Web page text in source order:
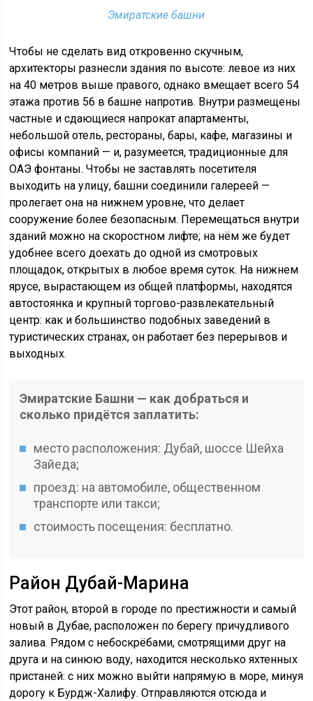
Эмиратские башни
Чтобы не сделать вид откровенно скучным,
архитекторы разнесли здания по высоте: левое из них
на 40 метров выше правого, однако вмещает всего 54
этажа против 56 в башне напротив. Внутри размещены
частные и сдающиеся напрокат апартаменты,
небольшой отель, рестораны, бары, кафе, магазины и
офисы компаний — и, разумеется, традиционные для
ОАЭ фонтаны. Чтобы не заставлять посетителя
выходить на улицу, башни соединили галереей —
пролегает она на нижнем уровне, что делает
сооружение более безопасным. Перемещаться внутри
зданий можно на скоростном лифте; на нём же будет
удобнее всего доехать до одной из смотровых
площадок, открытых в любое время суток. На нижнем
ярусе, вырастающем из общей платформы, находятся
автостоянка и крупный торгово-развлекательный
центр: как и большинство подобных заведений в
туристических странах, он работает без перерывов и
выходных.
Эмиратские Башни — как добраться и
сколько придётся заплатить:
место расположения: Дубай, шоссе Шейха
Зайеда;
проезд: на автомобиле, общественном
транспорте или такси;
стоимость посещения: бесплатно.
Район Дубай-Марина
Этот район, второй в городе по престижности и самый
новый в Дубае, расположен по берегу причудливого
залива. Рядом с небоскрёбами, смотрящими друг на
друга и на синюю воду, находится несколько яхтенных
пристаней: с них можно выйти напрямую в море, минуя
дорогу к Бурдж-Халифу. Отправляются отсюда и